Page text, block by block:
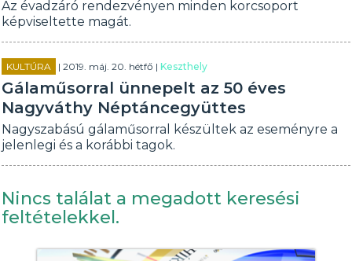
Az évadzáró rendezvényen minden korcsoport
képviseltette magát.
KULTÚRA | 2019. máj. 20. hétfő |Keszthely
Gálaműsorral ünnepelt az 50 éves
Nagyváthy Néptáncegyüttes
Nagyszabású gálaműsorral készültek az eseményre a
jelenlegi és a korábbi tagok.
Nincs találat a megadott keresési
feltételekkel.